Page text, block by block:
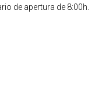
de apertura de 8:00h.